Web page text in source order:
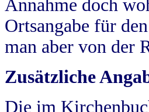
Annahme doch
Ortsangabe für
man aber von der
Zusätzliche
Die im